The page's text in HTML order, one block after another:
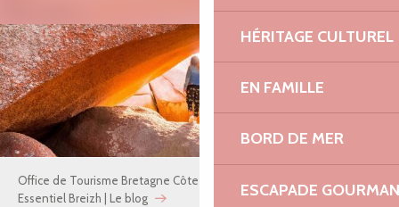
HÉRITAGE CULTUREL
EN FAMILLE
BORD DE MER
ESCAPADE
Office de Tourisme Bretagne Côte de Granit Rose
Essentiel Breizh | Le blog